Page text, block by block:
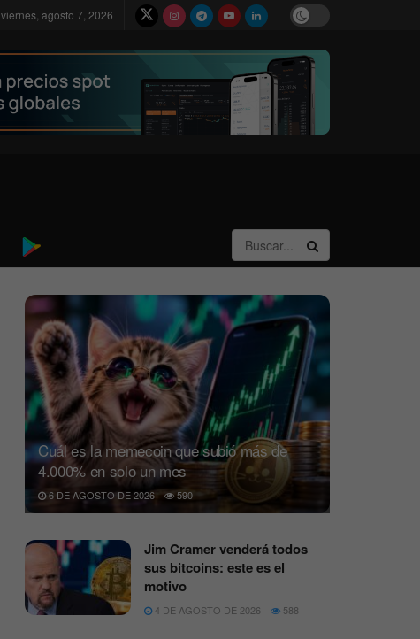
viernes, agosto 7, 2026
Cuál es la memecoin que subió más de
4.000% en solo un mes
6 DE AGOSTO DE 2026 590
Jim Cramer venderá todos
sus bitcoins: este es el
motivo
4 DE AGOSTO DE 2026 588